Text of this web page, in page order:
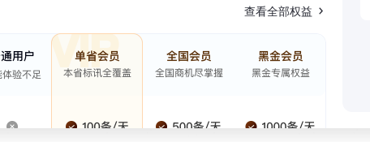
查看全部权益